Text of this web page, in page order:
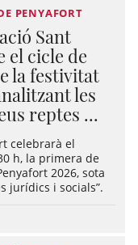
PENYAFORT
Sant
el cicle de
la festivitat
les
reptes ...
celebrarà el
h, la primera de
2026, sota
jurídics i socials”.